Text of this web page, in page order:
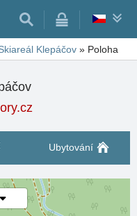
Klepáčov » Poloha
Ubytování